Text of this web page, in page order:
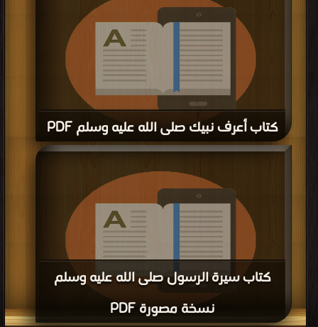
كتاب أعرف نبيك صلى الله عليه وسلم PDF
قراءة و تحميل كتاب كتاب أعرف نبيك صلى الله عليه وسلم PDF مجانا | مكتبة >
كتب
| التحميل : مرة/مرات
كتاب سيرة الرسول صلى الله عليه وسلم
نسخة مصورة PDF